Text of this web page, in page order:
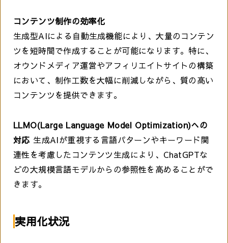
コンテンツ制作の効率化
生成型AIによる自動生成機能により、大量のコンテン
ツを短時間で作成することが可能になります。特に、
オウンドメディア運営やアフィリエイトサイトの構築
において、制作工数を大幅に削減しながら、質の高い
コンテンツを提供できます。
LLMO(Large Language Model Optimization)への
対応 生成AIが重視する言語パターンやキーワード関
連性を考慮したコンテンツ生成により、ChatGPTな
どの大規模言語モデルからの参照性を高めることがで
きます。
実用化状況